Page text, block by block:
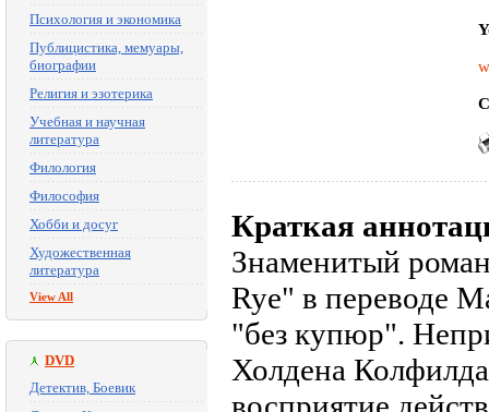
Психология и экономика
Публицистика, мемуары,
биографии
Религия и эзотерика
Учебная и научная
литература
Филология
Философия
Хобби и досуг
Художественная
литература
View All
DVD
Детектив, Боевик
Краткая
Знаменитый
Rye" в переводе
"без купюр".
Холдена Колфилда